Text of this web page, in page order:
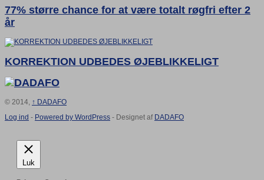
77% større chance for at være totalt røgfri efter 2
år
KORREKTION UDBEDES ØJEBLIKKELIGT
© 2014, ↑ DADAFO
Log ind - Powered by WordPress - Designet af DADAFO
Luk